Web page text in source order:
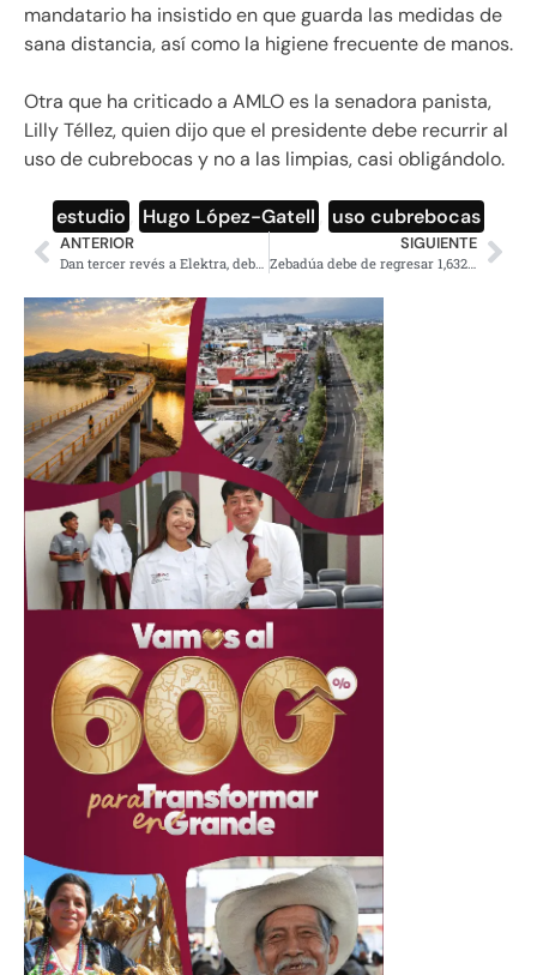
mandatario ha insistido en que guarda las medidas de
sana distancia, así como la higiene frecuente de manos.
Otra que ha criticado a AMLO es la senadora panista,
Lilly Téllez, quien dijo que el presidente debe recurrir al
uso de cubrebocas y no a las limpias, casi obligándolo.
estudio Hugo López-Gatell uso cubrebocas
ANTERIOR SIGUIENTE
Zebadúa debe de regresar 1,632 mdp por desvíos de la Estafa Maestra